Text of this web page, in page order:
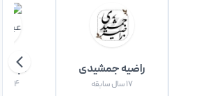
راضیه جمشیدی
۱۷ سال سابقه
عباس
۴ سال سابقه